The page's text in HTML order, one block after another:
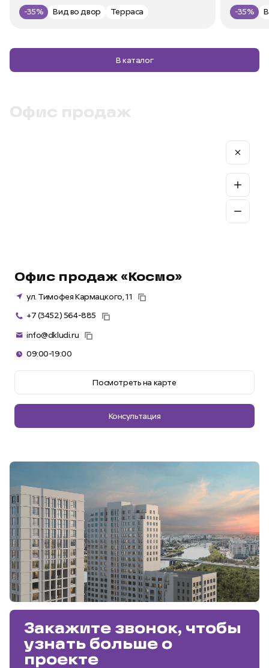
-35% Вид во двор Терраса -35%
В каталог
Офис продаж
Офис продаж «Космо»
ул. Тимофея Кармацкого, 11
+7 (3452) 564-885
info@dkludi.ru
09:00-19:00
Посмотреть на карте
Консультация
Закажите звонок, чтобы
узнать больше о
проекте